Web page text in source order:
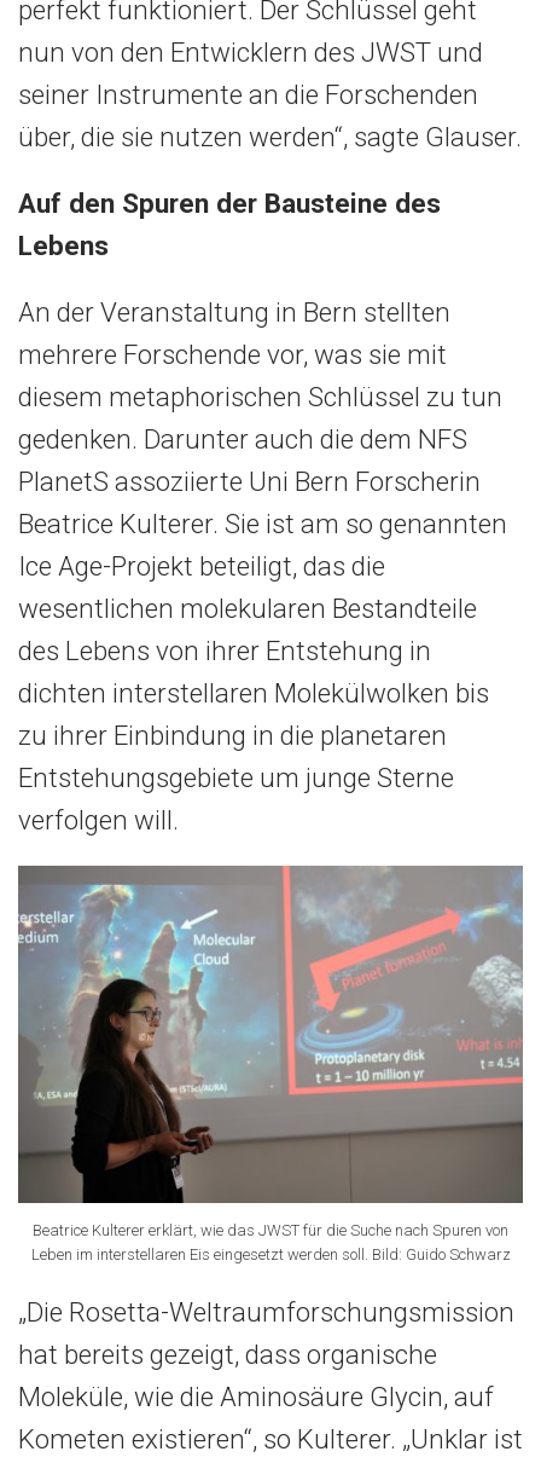
perfekt funktioniert. Der Schlüssel geht
nun von den Entwicklern des JWST und
seiner Instrumente an die Forschenden
über, die sie nutzen werden“, sagte Glauser.
Auf den Spuren der Bausteine des
Lebens
An der Veranstaltung in Bern stellten
mehrere Forschende vor, was sie mit
diesem metaphorischen Schlüssel zu tun
gedenken. Darunter auch die dem NFS
PlanetS assoziierte Uni Bern Forscherin
Beatrice Kulterer. Sie ist am so genannten
Ice Age-Projekt beteiligt, das die
wesentlichen molekularen Bestandteile
des Lebens von ihrer Entstehung in
dichten interstellaren Molekülwolken bis
zu ihrer Einbindung in die planetaren
Entstehungsgebiete um junge Sterne
verfolgen will.
Beatrice Kulterer erklärt, wie das JWST für die Suche nach Spuren von
Leben im interstellaren Eis eingesetzt werden soll. Bild: Guido Schwarz
„Die Rosetta-Weltraumforschungsmission
hat bereits gezeigt, dass organische
Moleküle, wie die Aminosäure Glycin, auf
Kometen existieren“, so Kulterer. „Unklar ist